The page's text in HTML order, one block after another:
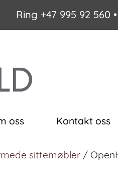
Ring +47 995 92 560
oss Kontakt oss
sittemøbler /